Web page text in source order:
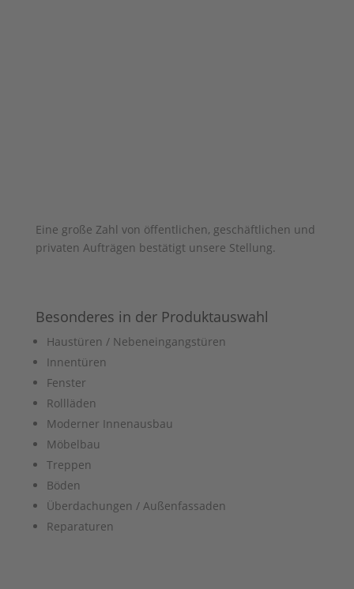
Eine große Zahl von öffentlichen, geschäftlichen und
privaten Aufträgen bestätigt unsere Stellung.
Besonderes in der Produktauswahl
Haustüren / Nebeneingangstüren
Innentüren
Fenster
Rollläden
Moderner Innenausbau
Möbelbau
Treppen
Böden
Überdachungen / Außenfassaden
Reparaturen